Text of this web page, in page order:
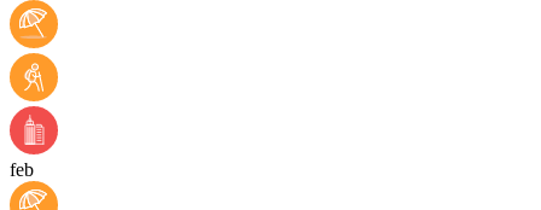
feb